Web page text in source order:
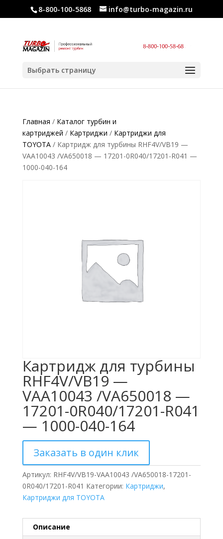
8-800-100-5868 info@turbo-magazin.ru
Выбрать страницу
Главная / Каталог турбин и
картриджей / Картриджи / Картриджи для
TOYOTA/ Картридж для турбины RHF4V/VB19 —
VAA10043 /VA650018 — 17201-0R040/17201-R041 —
1000-040-164
Картридж для турбины
RHF4V/VB19 —
VAA10043 /VA650018 —
17201-0R040/17201-R041
— 1000-040-164
Заказать в один клик
Артикул: RHF4V/VB19-VAA10043 /VA650018-17201-
0R040/17201-R041 Категории: Картриджи,
Картриджи для TOYOTA
Описание